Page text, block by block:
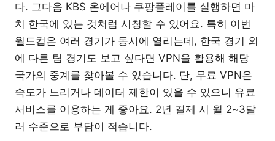
다. 그다음 KBS 온에어나 쿠팡플레이를 실행하면 마
치 한국에 있는 것처럼 시청할 수 있어요. 특히 이번
월드컵은 여러 경기가 동시에 열리는데, 한국 경기 외
에 다른 팀 경기도 보고 싶다면 VPN을 활용해 해당
국가의 중계를 찾아볼 수 있습니다. 단, 무료 VPN은
속도가 느리거나 데이터 제한이 있을 수 있으니 유료
서비스를 이용하는 게 좋아요. 2년 결제 시 월 2~3달
러 수준으로 부담이 적습니다.